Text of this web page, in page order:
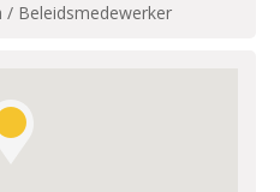
/ Beleidsmedewerker